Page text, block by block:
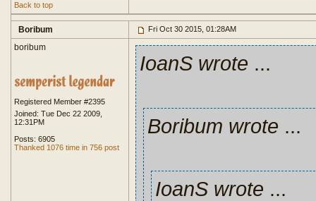
Back to top
Boribum Fri Oct 30 2015, 01:28AM
boribum
Registered Member #2395
Joined: Tue Dec 22 2009,
12:31PM
Posts: 6905
Thanked 1076 time in 756 post
IoanS wrote ...
Boribum wrote ...
IoanS wrote ...